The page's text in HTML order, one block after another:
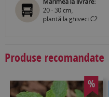
20 - 30 cm,
plantă la ghiveci C2
Produse recomandate
%